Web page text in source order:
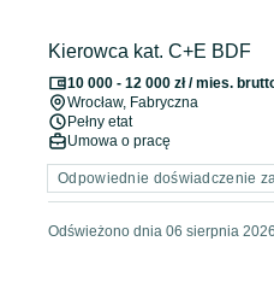
Kierowca kat. C+E BDF
10 000 - 12 000 zł / mies.
Wrocław, Fabryczna
Pełny etat
Umowa o pracę
Odpowiednie doświadczenie
Odświeżono dnia 06 sierpnia 2026